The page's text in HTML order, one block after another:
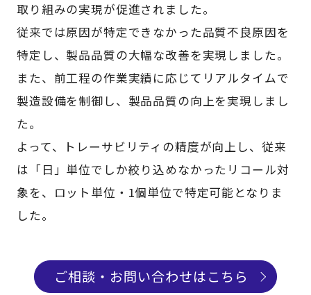
取り組みの実現が促進されました。
従来では原因が特定できなかった品質不良原因を
特定し、製品品質の大幅な改善を実現しました。
また、前工程の作業実績に応じてリアルタイムで
製造設備を制御し、製品品質の向上を実現しまし
た。
よって、トレーサビリティの精度が向上し、従来
は「日」単位でしか絞り込めなかったリコール対
象を、ロット単位・1個単位で特定可能となりま
した。
ご相談・お問い合わせはこちら